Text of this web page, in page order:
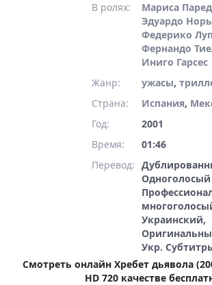
В ролях:
Мариса
Эдуардо
Федерико
Фернандо
Иниго Гарсес
Жанр:
ужасы,
Страна:
Испания,
Год:
2001
Время:
01:46
Перевод:
Украинский,
Укр.
Смотреть онлайн Хребет дьявола
HD 720 качестве